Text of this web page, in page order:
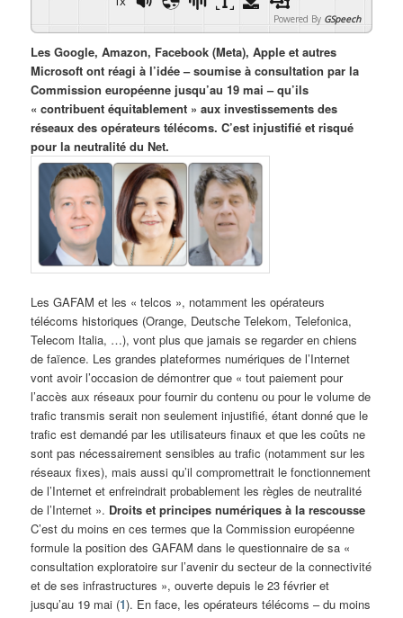
Powered By GSpeech
Les Google, Amazon, Facebook (Meta), Apple et autres
Microsoft ont réagi à l’idée – soumise à consultation par la
Commission européenne jusqu’au 19 mai – qu’ils
« contribuent équitablement » aux investissements des
réseaux des opérateurs télécoms. C’est injustifié et risqué
pour la neutralité du Net.
Les GAFAM et les « telcos », notamment les opérateurs
télécoms historiques (Orange, Deutsche Telekom, Telefonica,
Telecom Italia, …), vont plus que jamais se regarder en chiens
de faïence. Les grandes plateformes numériques de l’Internet
vont avoir l’occasion de démontrer que « tout paiement pour
l’accès aux réseaux pour fournir du contenu ou pour le volume de
trafic transmis serait non seulement injustifié, étant donné que le
trafic est demandé par les utilisateurs finaux et que les coûts ne
sont pas nécessairement sensibles au trafic (notamment sur les
réseaux fixes), mais aussi qu’il compromettrait le fonctionnement
de l’Internet et enfreindrait probablement les règles de neutralité
de l’Internet ». Droits et principes numériques à la rescousse
C’est du moins en ces termes que la Commission européenne
formule la position des GAFAM dans le questionnaire de sa «
consultation exploratoire sur l’avenir du secteur de la connectivité
et de ses infrastructures », ouverte depuis le 23 février et
jusqu’au 19 mai (1). En face, les opérateurs télécoms – du moins